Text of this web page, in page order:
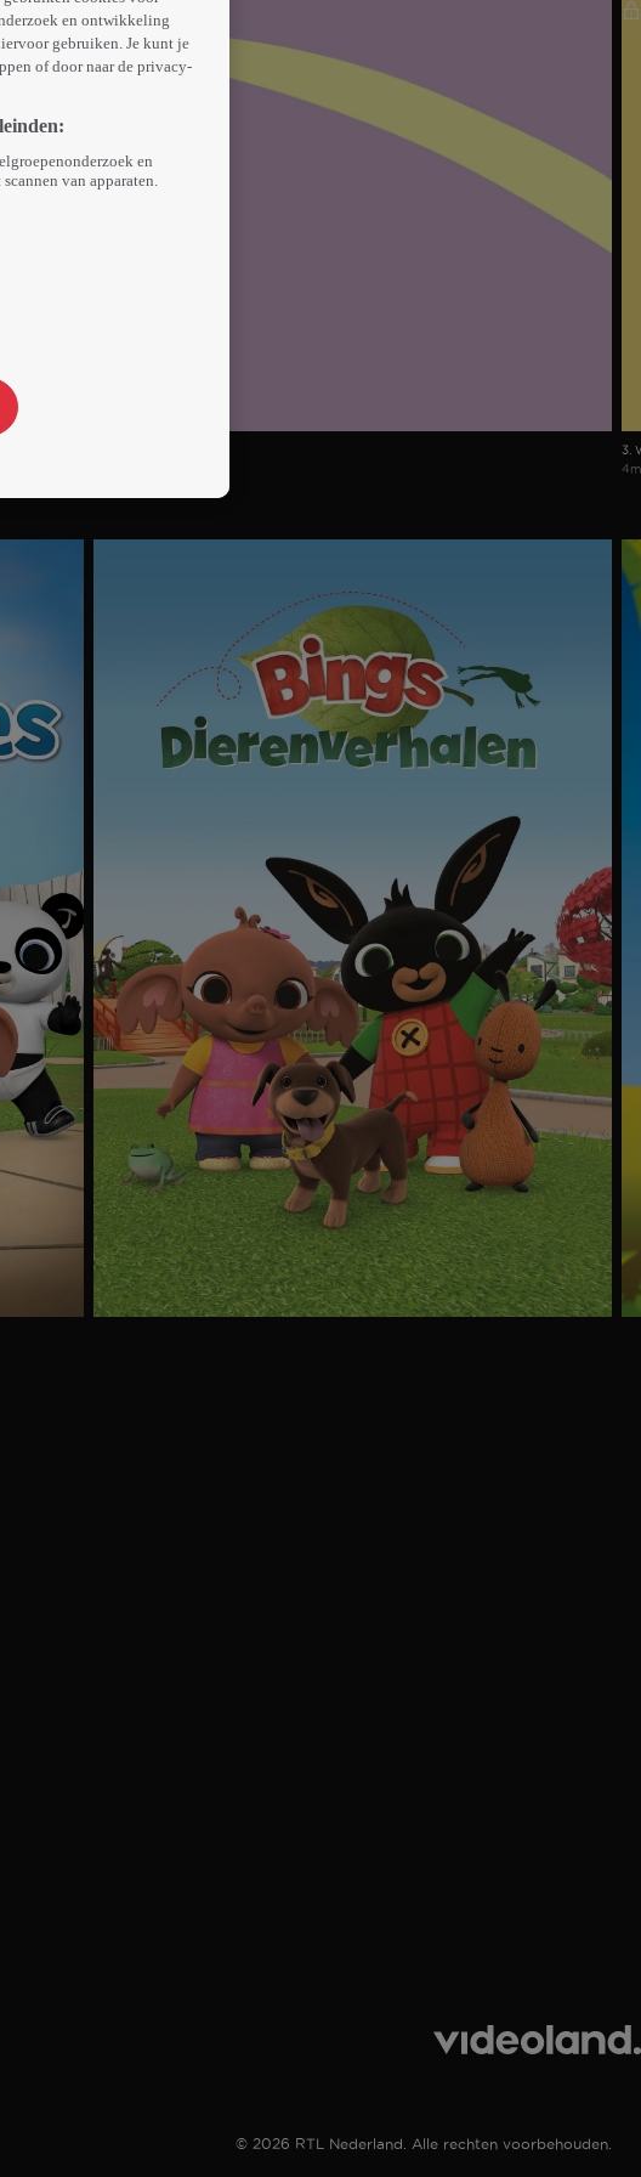
3.
© 2026 RTL Nederland. Alle rechten voorbehouden.
en ontwikkeling
gebruiken. Je kunt je
of door naar de privacy-
en
van apparaten.